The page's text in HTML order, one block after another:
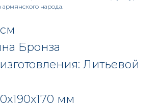
армянского народа.
Бронза
Литьевой
мм